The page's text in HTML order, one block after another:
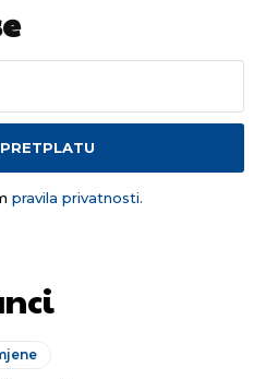
pravila privatnosti.